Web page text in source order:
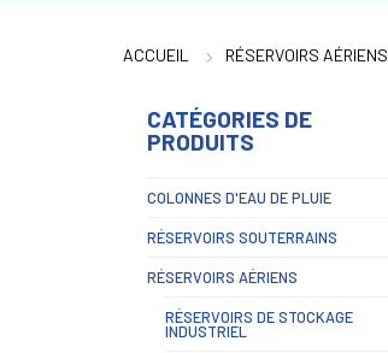
ACCUEIL RÉSERVOIRS AÉRIENS
CATÉGORIES DE
PRODUITS
COLONNES D'EAU DE PLUIE
RÉSERVOIRS SOUTERRAINS
RÉSERVOIRS AÉRIENS
RÉSERVOIRS DE STOCKAGE
INDUSTRIEL